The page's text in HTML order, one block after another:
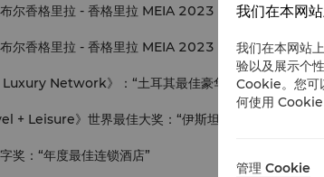
尔香格里拉 - 香格里拉 MEIA 2023 年战略重点与奖
尔香格里拉 - 香格里拉 MEIA 2023 年战略重点与奖
Luxury Network》：“土耳其最佳豪华酒店”，2023 年
+ Leisure》世界最佳大奖：“伊斯坦布尔五大最佳酒店
奖：“年度最佳连锁酒店”
我们在本网
我们在本网站
验以及展示个
Cookie。您可
何使用
管理 Cookie